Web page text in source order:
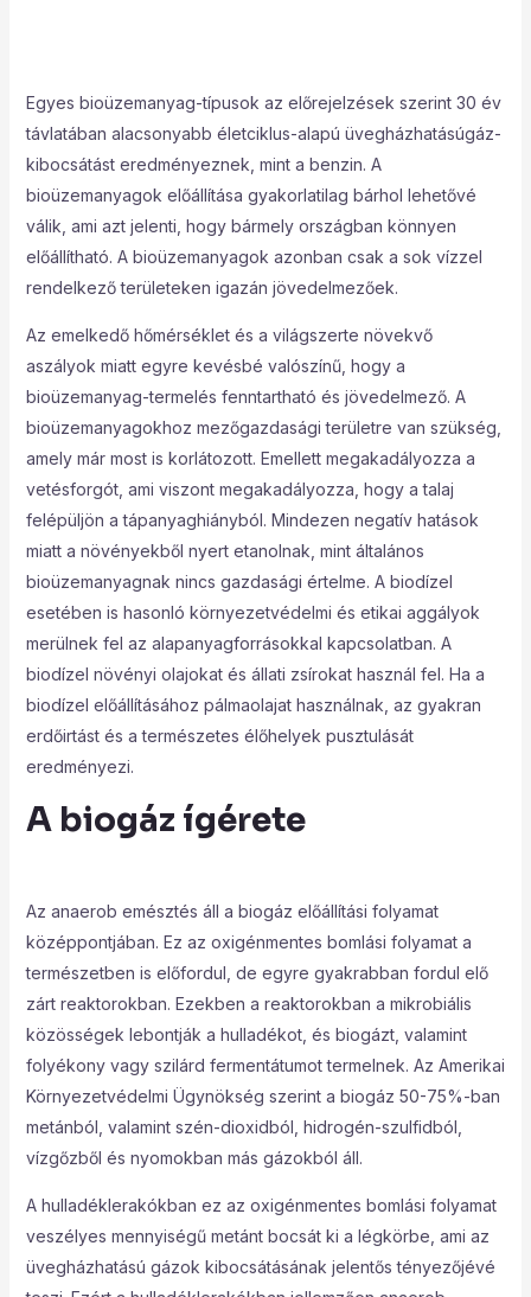
Egyes bioüzemanyag-típusok az előrejelzések szerint 30 év
távlatában alacsonyabb életciklus-alapú üvegházhatásúgáz-
kibocsátást eredményeznek, mint a benzin. A
bioüzemanyagok előállítása gyakorlatilag bárhol lehetővé
válik, ami azt jelenti, hogy bármely országban könnyen
előállítható. A bioüzemanyagok azonban csak a sok vízzel
rendelkező területeken igazán jövedelmezőek.
Az emelkedő hőmérséklet és a világszerte növekvő
aszályok miatt egyre kevésbé valószínű, hogy a
bioüzemanyag-termelés fenntartható és jövedelmező. A
bioüzemanyagokhoz mezőgazdasági területre van szükség,
amely már most is korlátozott. Emellett megakadályozza a
vetésforgót, ami viszont megakadályozza, hogy a talaj
felépüljön a tápanyaghiányból. Mindezen negatív hatások
miatt a növényekből nyert etanolnak, mint általános
bioüzemanyagnak nincs gazdasági értelme. A biodízel
esetében is hasonló környezetvédelmi és etikai aggályok
merülnek fel az alapanyagforrásokkal kapcsolatban. A
biodízel növényi olajokat és állati zsírokat használ fel. Ha a
biodízel előállításához pálmaolajat használnak, az gyakran
erdőirtást és a természetes élőhelyek pusztulását
eredményezi.
A biogáz ígérete
Az anaerob emésztés áll a biogáz előállítási folyamat
középpontjában. Ez az oxigénmentes bomlási folyamat a
természetben is előfordul, de egyre gyakrabban fordul elő
zárt reaktorokban. Ezekben a reaktorokban a mikrobiális
közösségek lebontják a hulladékot, és biogázt, valamint
folyékony vagy szilárd fermentátumot termelnek. Az Amerikai
Környezetvédelmi Ügynökség szerint a biogáz 50-75%-ban
metánból, valamint szén-dioxidból, hidrogén-szulfidból,
vízgőzből és nyomokban más gázokból áll.
A hulladéklerakókban ez az oxigénmentes bomlási folyamat
veszélyes mennyiségű metánt bocsát ki a légkörbe, ami az
üvegházhatású gázok kibocsátásának jelentős tényezőjévé